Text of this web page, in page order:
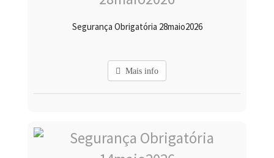
Segurança Obrigatória 28maio2026
Mais info